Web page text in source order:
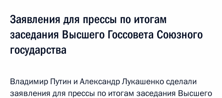
Заявления для прессы по итогам
заседания Высшего Госсовета Союзного
государства
Владимир Путин и Александр Лукашенко сделали
заявления для прессы по итогам заседания Высшего